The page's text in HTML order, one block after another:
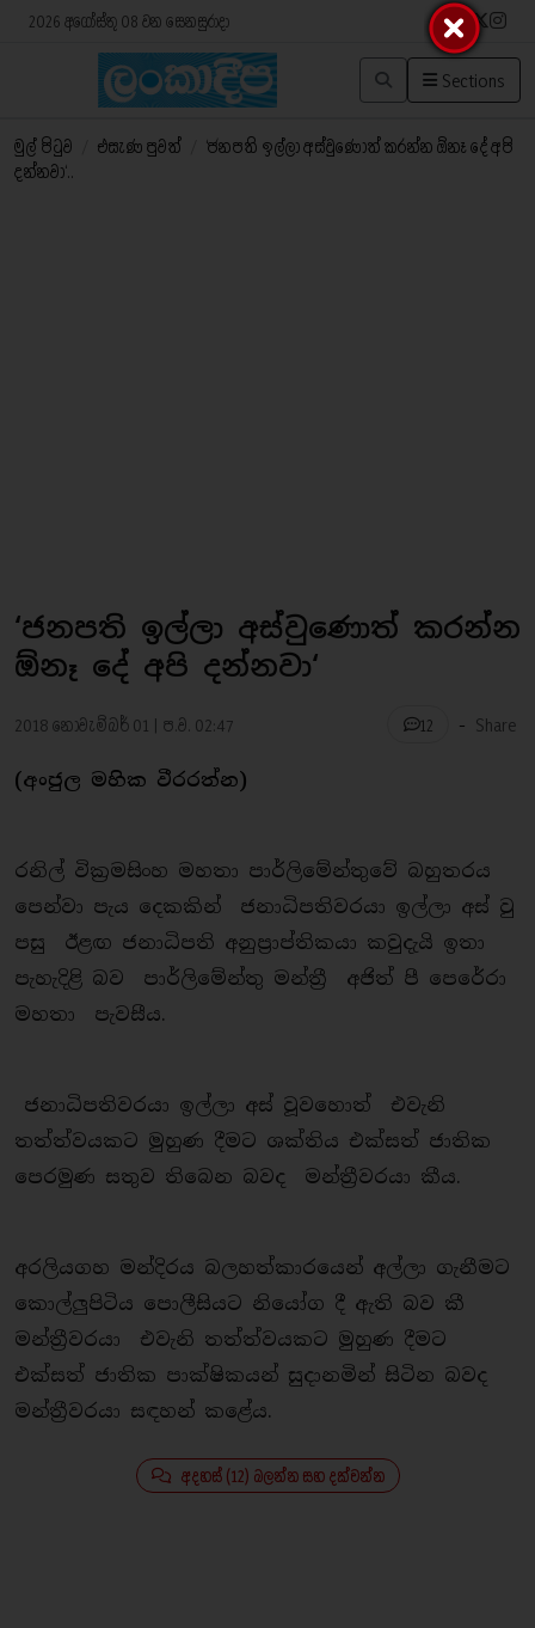
2026 අගෝස්තු 08 වන සෙනසුරාදා
Sections
මුල් පිටුව එසැණ පුවත්
‘ජනපති ඉල්ලා අස්වුණොත් කරන්න ඕනෑ දේ අපි
දන්නවා‘..
‘ජනපති ඉල්ලා අස්වුණොත් කරන්න
ඕනෑ දේ අපි දන්නවා‘
2018 නොවැම්බර් 01 | ප.ව. 02:47 12 - Share
(අංජුල මහික වීරරත්න)
රනිල් වික්‍රමසිංහ මහතා පාර්ලිමේන්තුවේ බහුතරය
පෙන්වා පැය දෙකකින් ජනාධිපතිවරයා ඉල්ලා අස් වු
පසු ඊළඟ ජනාධිපති අනුප්‍රාප්තිකයා කවුදැයි ඉතා
පැහැදිළි බව පාර්ලිමේන්තු මන්ත්‍රී අජිත් පී පෙරේරා
මහතා පැවසීය.
ජනාධිපතිවරයා ඉල්ලා අස් වූවහොත් එවැනි
තත්ත්වයකට මුහුණ දීමට ශක්තිය එක්සත් ජාතික
පෙරමුණ සතුව තිබෙන බවද මන්ත්‍රීවරයා කීය.
අරලියගහ මන්දිරය බලහත්කාරයෙන් අල්ලා ගැනීමට
කොල්ලුපිටිය පොලීසියට නියෝග දී ඇති බව කී
මන්ත්‍රීවරයා එවැනි තත්ත්වයකට මුහුණ දීමට
එක්සත් ජාතික පාක්ෂිකයන් සුදානමින් සිටින බවද
මන්ත්‍රීවරයා සඳහන් කළේය.
අදහස් (12) බලන්න සහ දක්වන්න